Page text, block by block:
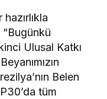
Ulusal Katkı
Belen
tüm